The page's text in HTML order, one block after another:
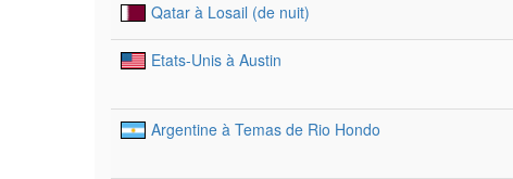
Qatar à Losail (de nuit)
Etats-Unis à Austin
Argentine à Temas de Rio Hondo